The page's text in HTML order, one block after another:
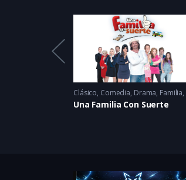
Clásico, Comedia, Drama, Familia,
Una Familia Con Suerte